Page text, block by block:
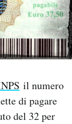
il numero
di pagare
del 32 per